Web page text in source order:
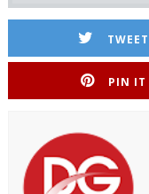
TWEET
PIN IT